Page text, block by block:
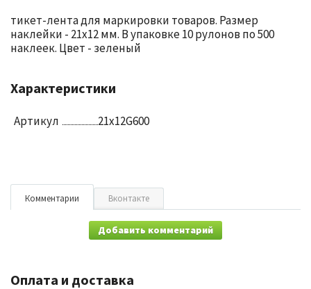
тикет-лента для маркировки товаров. Размер
наклейки - 21х12 мм. В упаковке 10 рулонов по 500
наклеек. Цвет - зеленый
Характеристики
Артикул 21x12G600
Комментарии Вконтакте
Добавить комментарий
Оплата и доставка